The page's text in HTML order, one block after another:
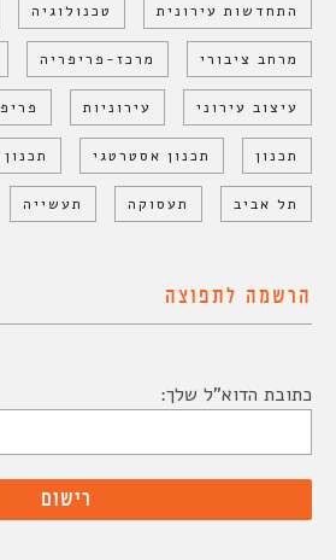
התחדשות עירונית טכנולוגיה
מרחב ציבורי מרכז-פריפריה
עיצוב עירוני עירוניות
תכנון תכנון אסטרטגי
תל אביב תעסוקה תעשייה
הרשמה לתפוצה
כתובת הדוא"ל שלך: